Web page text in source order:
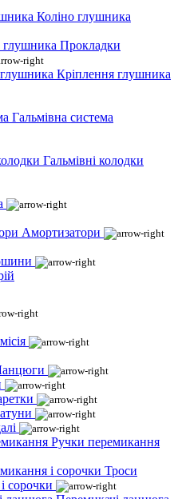
Коліно глушника
Прокладки
Кріплення глушника
Гальмівна система
Гальмівні колодки
Амортизатори
Ручки перемикання
Троси
сорочки